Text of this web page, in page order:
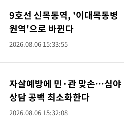
9호선 신목동역, '이대목동병
원역'으로 바뀐다
2026.08.06 15:33:55
자살예방에 민·관 맞손…심야
상담 공백 최소화한다
2026.08.06 15:32:08